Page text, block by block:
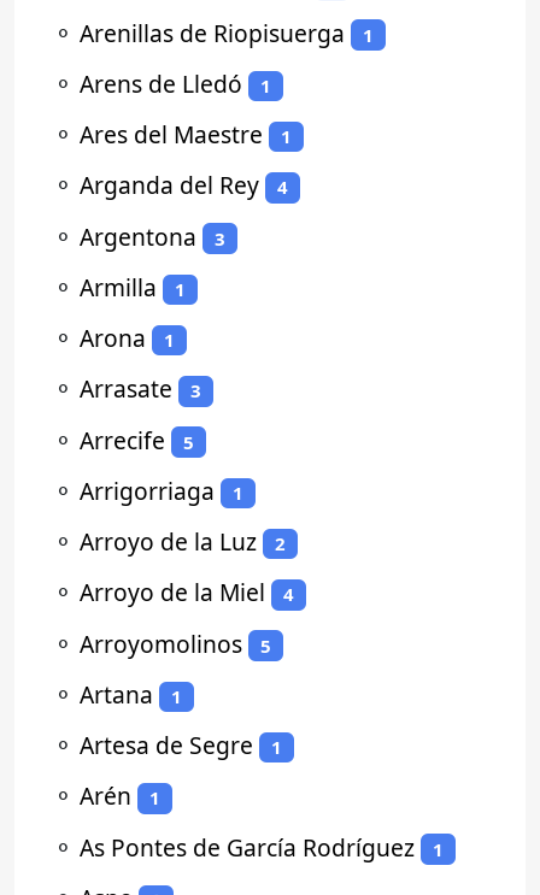
⚬ Arenillas de Riopisuerga 1
⚬ Arens de Lledó 1
⚬ Ares del Maestre 1
⚬ Arganda del Rey 4
⚬ Argentona 3
⚬ Armilla 1
⚬ Arona 1
⚬ Arrasate 3
⚬ Arrecife 5
⚬ Arrigorriaga 1
⚬ Arroyo de la Luz 2
⚬ Arroyo de la Miel 4
⚬ Arroyomolinos 5
⚬ Artana 1
⚬ Artesa de Segre 1
⚬ Arén 1
⚬ As Pontes de García Rodríguez 1